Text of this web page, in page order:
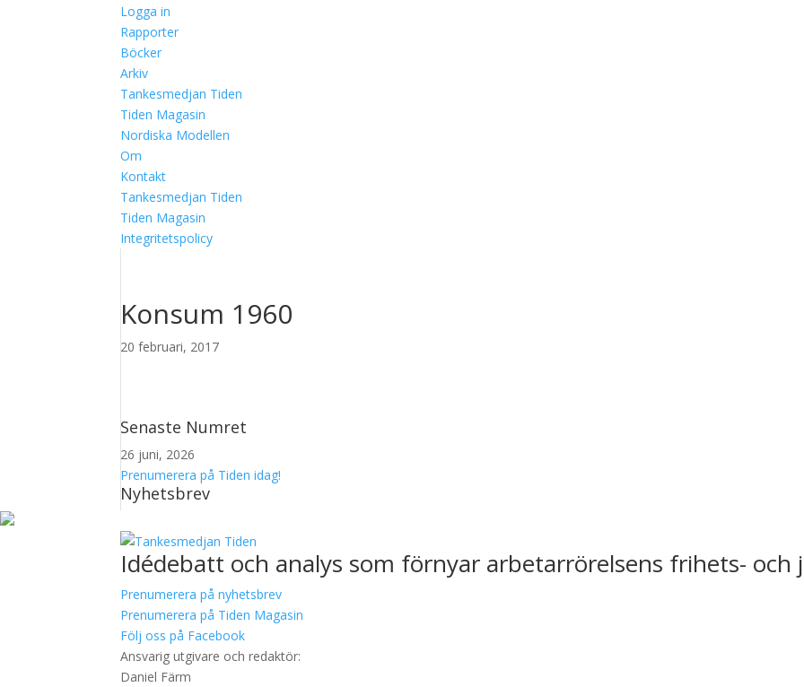
Logga in
Rapporter
Böcker
Arkiv
Tankesmedjan Tiden
Tiden Magasin
Nordiska Modellen
Om
Kontakt
Tankesmedjan Tiden
Tiden Magasin
Integritetspolicy
Konsum 1960
20 februari, 2017
Senaste Numret
26 juni, 2026
Prenumerera på Tiden idag!
Nyhetsbrev
Idédebatt och analys som förnyar arbetarrörelsens frihets- och
Prenumerera på nyhetsbrev
Prenumerera på Tiden Magasin
Följ oss på Facebook
Ansvarig utgivare och redaktör:
Daniel Färm